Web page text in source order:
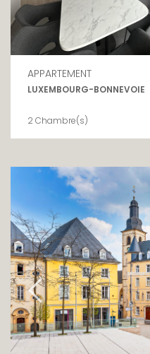
APPARTEMENT
LUXEMBOURG-BONNEVOIE
2 Chambre(s)